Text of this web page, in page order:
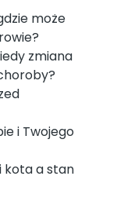
może
zmiana
i Twojego
kota a stan